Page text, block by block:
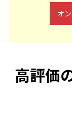
オ
高評価